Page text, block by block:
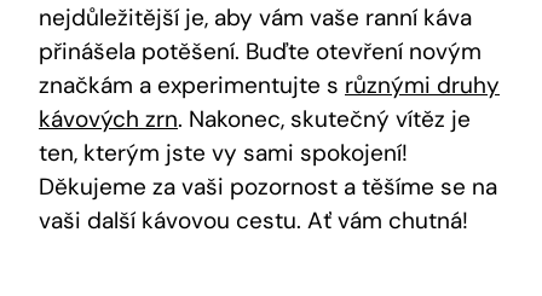
nejdůležitější je, aby​ vám vaše ranní káva
přinášela potěšení. Buďte otevření ​novým
značkám a experimentujte s různými druhy
kávových zrn. Nakonec, skutečný vítěz je​
ten,‍ kterým jste vy sami spokojení!
Děkujeme za vaši pozornost a těšíme se na
vaši⁤ další kávovou cestu. Ať vám chutná!